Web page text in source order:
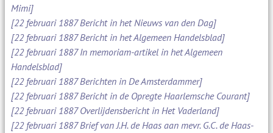
Mimi]
[22 februari 1887 Bericht in het Nieuws van den Dag]
[22 februari 1887 Bericht in het Algemeen Handelsblad]
[22 februari 1887 In memoriam-artikel in het Algemeen
Handelsblad]
[22 februari 1887 Berichten in De Amsterdammer]
[22 februari 1887 Bericht in de Opregte Haarlemsche Courant]
[22 februari 1887 Overlijdensbericht in Het Vaderland]
[22 februari 1887 Brief van J.H. de Haas aan mevr. G.C. de Haas-